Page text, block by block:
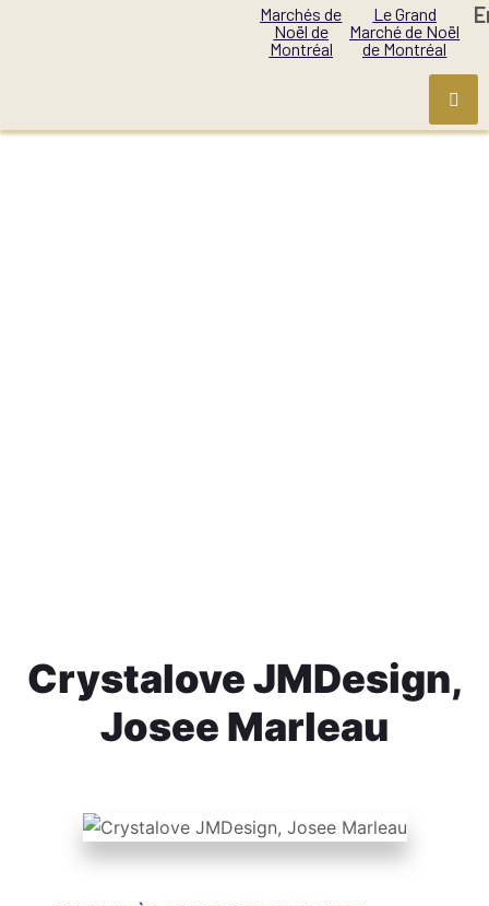
Marchés de
Noël de
Montréal
Le Grand
Marché de Noël
de Montréal
Crystalove JMDesign,
Josee Marleau